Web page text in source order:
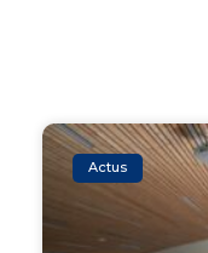
Actus